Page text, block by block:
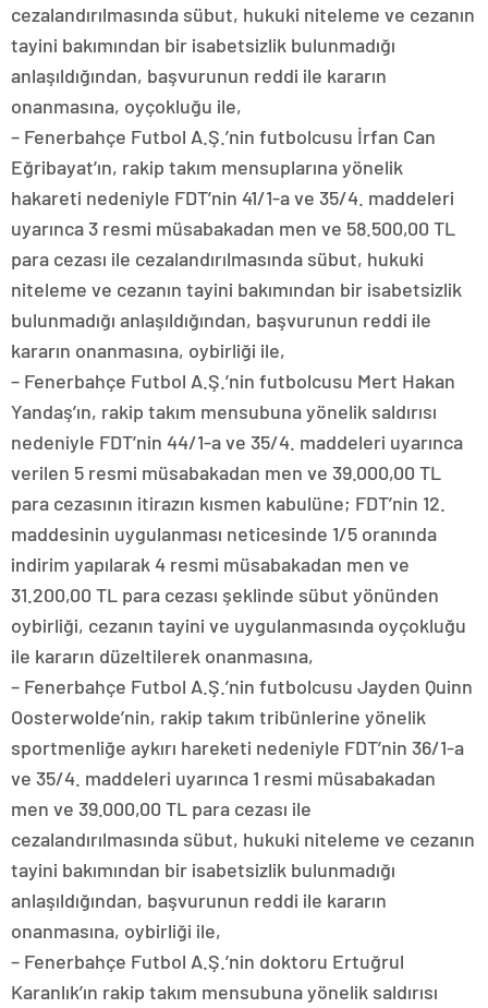
cezalandırılmasında sübut, hukuki niteleme ve cezanın
tayini bakımından bir isabetsizlik bulunmadığı
anlaşıldığından, başvurunun reddi ile kararın
onanmasına, oyçokluğu ile,
– Fenerbahçe Futbol A.Ş.’nin futbolcusu İrfan Can
Eğribayat’ın, rakip takım mensuplarına yönelik
hakareti nedeniyle FDT’nin 41/1-a ve 35/4. maddeleri
uyarınca 3 resmi müsabakadan men ve 58.500,00 TL
para cezası ile cezalandırılmasında sübut, hukuki
niteleme ve cezanın tayini bakımından bir isabetsizlik
bulunmadığı anlaşıldığından, başvurunun reddi ile
kararın onanmasına, oybirliği ile,
– Fenerbahçe Futbol A.Ş.’nin futbolcusu Mert Hakan
Yandaş’ın, rakip takım mensubuna yönelik saldırısı
nedeniyle FDT’nin 44/1-a ve 35/4. maddeleri uyarınca
verilen 5 resmi müsabakadan men ve 39.000,00 TL
para cezasının itirazın kısmen kabulüne; FDT’nin 12.
maddesinin uygulanması neticesinde 1/5 oranında
indirim yapılarak 4 resmi müsabakadan men ve
31.200,00 TL para cezası şeklinde sübut yönünden
oybirliği, cezanın tayini ve uygulanmasında oyçokluğu
ile kararın düzeltilerek onanmasına,
– Fenerbahçe Futbol A.Ş.’nin futbolcusu Jayden Quinn
Oosterwolde’nin, rakip takım tribünlerine yönelik
sportmenliğe aykırı hareketi nedeniyle FDT’nin 36/1-a
ve 35/4. maddeleri uyarınca 1 resmi müsabakadan
men ve 39.000,00 TL para cezası ile
cezalandırılmasında sübut, hukuki niteleme ve cezanın
tayini bakımından bir isabetsizlik bulunmadığı
anlaşıldığından, başvurunun reddi ile kararın
onanmasına, oybirliği ile,
– Fenerbahçe Futbol A.Ş.’nin doktoru Ertuğrul
Karanlık’ın rakip takım mensubuna yönelik saldırısı